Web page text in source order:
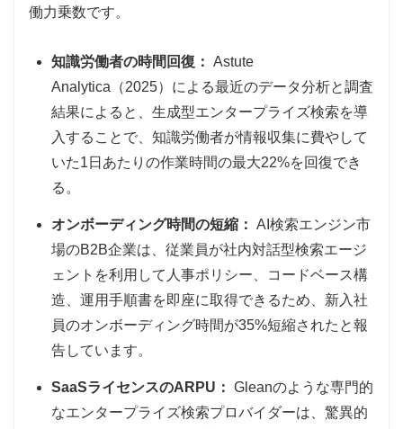
働力乗数です。
知識労働者の時間回復： Astute
Analytica（2025）による最近のデータ分析と調査
結果によると、生成型エンタープライズ検索を導
入することで、知識労働者が情報収集に費やして
いた1日あたりの作業時間の最大22%を回復でき
る。
オンボーディング時間の短縮： AI検索エンジン市
場のB2B企業は、従業員が社内対話型検索エージ
ェントを利用して人事ポリシー、コードベース構
造、運用手順書を即座に取得できるため、新入社
員のオンボーディング時間が35%短縮されたと報
告しています。
SaaSライセンスのARPU： Gleanのような専門的
なエンタープライズ検索プロバイダーは、驚異的